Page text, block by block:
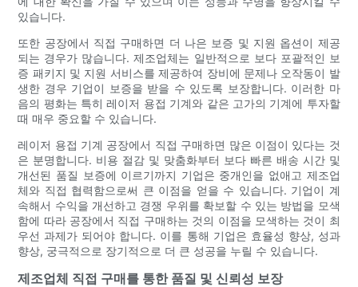
있습니다.
또한 공장에서 직접 구매하면 더 나은 보증 및 지원 옵션이 제공
되는 경우가 많습니다. 제조업체는 일반적으로 보다 포괄적인 보
증 패키지 및 지원 서비스를 제공하여 장비에 문제나 오작동이 발
생한 경우 기업이 보증을 받을 수 있도록 보장합니다. 이러한 마
음의 평화는 특히 레이저 용접 기계와 같은 고가의 기계에 투자할
때 매우 중요할 수 있습니다.
레이저 용접 기계 공장에서 직접 구매하면 많은 이점이 있다는 것
은 분명합니다. 비용 절감 및 맞춤화부터 보다 빠른 배송 시간 및
개선된 품질 보증에 이르기까지 기업은 중개인을 없애고 제조업
체와 직접 협력함으로써 큰 ​​이점을 얻을 수 있습니다. 기업이 계
속해서 수익을 개선하고 경쟁 우위를 확보할 수 있는 방법을 모색
함에 따라 공장에서 직접 구매하는 것의 이점을 모색하는 것이 최
우선 과제가 되어야 합니다. 이를 통해 기업은 효율성 향상, 성과
향상, 궁극적으로 장기적으로 더 큰 성공을 누릴 수 있습니다.
제조업체 직접 구매를 통한 품질 및 신뢰성 보장